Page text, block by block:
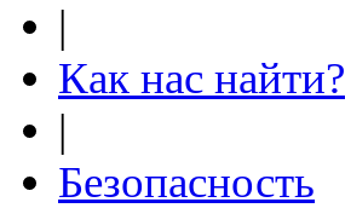
|
Как нас найти?
|
Безопасность